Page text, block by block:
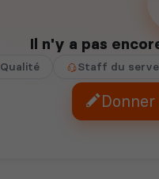
Il n'y a pas
Qualité Staff du